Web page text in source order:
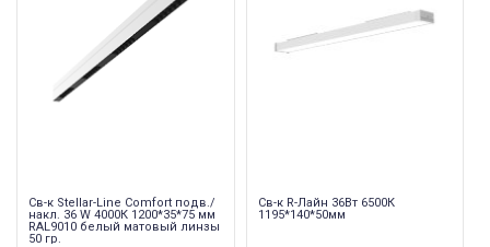
Св-к Stellar-Line Сomfort подв./
накл. 36 W 4000К 1200*35*75 мм
RAL9010 белый матовый линзы
50 гр.
Св-к R-Лайн 36Вт 6500К
1195*140*50мм